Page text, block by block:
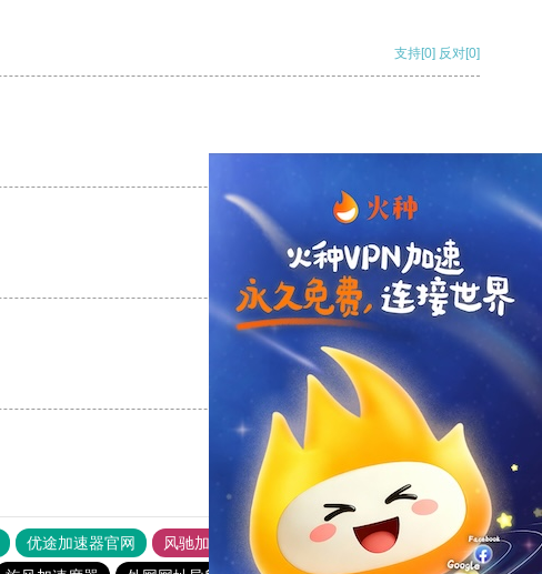
支持[0] 反对[0]
支持 [0] 反对 [0]
支持
优途加速器官网 风驰加速器
旋风加速器